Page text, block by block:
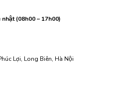
(08h00 – 17h00)
Lợi, Long Biên, Hà Nội